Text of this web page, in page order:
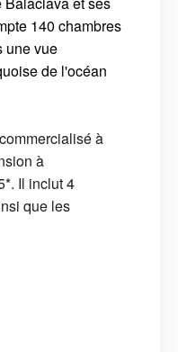
140 chambres
une vue
de l'océan
à
à
Il inclut 4
que les